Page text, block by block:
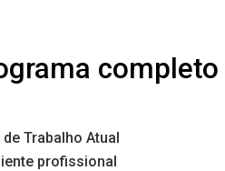
Trabalho Atual
profissional